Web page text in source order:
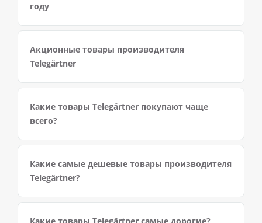
году
Акционные товары производителя
Telegärtner
Какие товары Telegärtner покупают чаще
всего?
Какие самые дешевые товары производителя
Telegärtner?